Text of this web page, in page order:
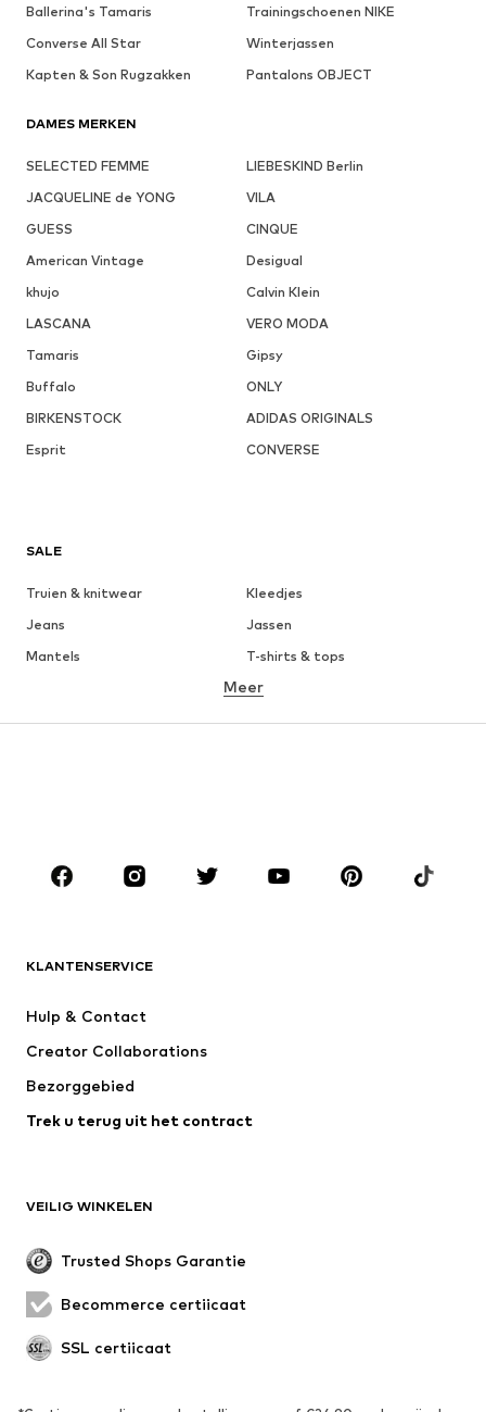
Ballerina's Tamaris
Trainingschoenen NIKE
Converse All Star
Winterjassen
Kapten & Son Rugzakken
Pantalons OBJECT
DAMES MERKEN
SELECTED FEMME
LIEBESKIND Berlin
JACQUELINE de YONG
VILA
GUESS
CINQUE
American Vintage
Desigual
khujo
Calvin Klein
LASCANA
VERO MODA
Tamaris
Gipsy
Buffalo
ONLY
BIRKENSTOCK
ADIDAS ORIGINALS
Esprit
CONVERSE
SALE
Truien & knitwear
Kleedjes
Jeans
Jassen
Mantels
T-shirts & tops
Ondergoed
Rokken
Blouses & tunieken
Accessoires
Premium
Nieuw
Ondergoed
Mantels
Rokken
Evenementen
SCHOENEN
Sneakers
Enkellaarsjes
Meer
KLANTENSERVICE
Hulp & Contact
Creator Collaborations
Bezorggebied
Trek u terug uit het contract
VEILIG WINKELEN
Trusted Shops Garantie
Becommerce certificaat
SSL certificaat